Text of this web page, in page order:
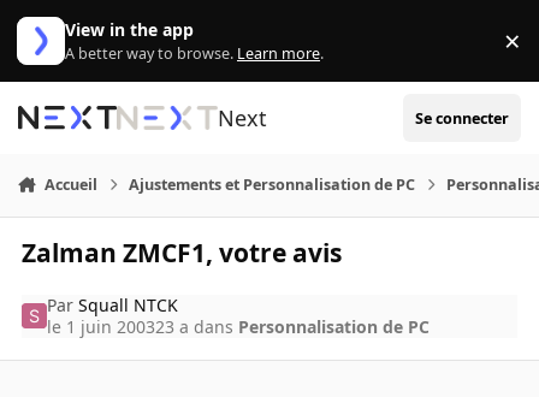
Aller au contenu
View in the app
A better way to browse. Learn more. ×
Next Se connecter
Accueil Ajustements et Personnalisation de PC
Zalman ZMCF1, votre avis
ParSquall NTCK
le 1 juin 200323 a dans Personnalisation de PC